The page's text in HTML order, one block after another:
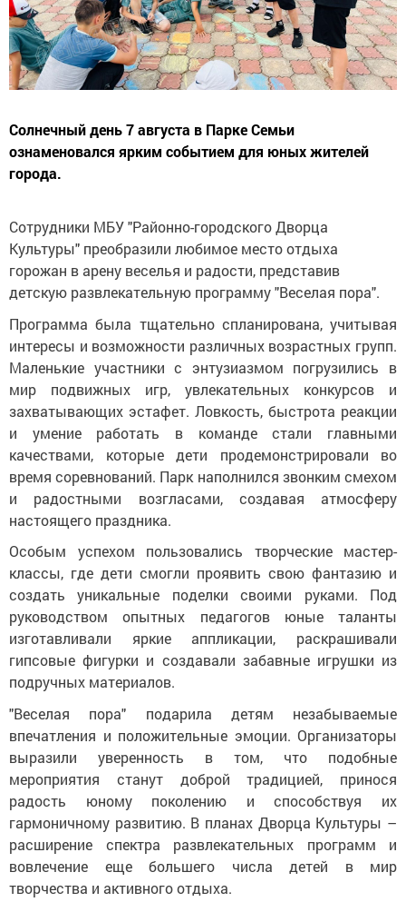
Солнечный день 7 августа в Парке Семьи
ознаменовался ярким событием для юных жителей
города.
Сотрудники МБУ "Районно-городского Дворца
Культуры" преобразили любимое место отдыха
горожан в арену веселья и радости, представив
детскую развлекательную программу "Веселая пора".
Программа была тщательно спланирована, учитывая
интересы и возможности различных возрастных групп.
Маленькие участники с энтузиазмом погрузились в
мир подвижных игр, увлекательных конкурсов и
захватывающих эстафет. Ловкость, быстрота реакции
и умение работать в команде стали главными
качествами, которые дети продемонстрировали во
время соревнований. Парк наполнился звонким смехом
и радостными возгласами, создавая атмосферу
настоящего праздника.
Особым успехом пользовались творческие мастер-
классы, где дети смогли проявить свою фантазию и
создать уникальные поделки своими руками. Под
руководством опытных педагогов юные таланты
изготавливали яркие аппликации, раскрашивали
гипсовые фигурки и создавали забавные игрушки из
подручных материалов.
"Веселая пора" подарила детям незабываемые
впечатления и положительные эмоции. Организаторы
выразили уверенность в том, что подобные
мероприятия станут доброй традицией, принося
радость юному поколению и способствуя их
гармоничному развитию. В планах Дворца Культуры –
расширение спектра развлекательных программ и
вовлечение еще большего числа детей в мир
творчества и активного отдыха.